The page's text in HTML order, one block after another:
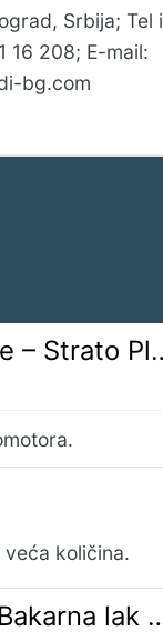
Srbija; Tel i
16 208; E-mail:
bg.com
vodovod i grejanje
količina.
lak žica